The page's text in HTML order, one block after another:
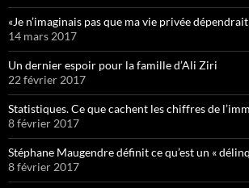
«Je n’imaginais pas que ma vie privée dépendrait
14 mars 2017
Un dernier espoir pour la famille d’Ali Ziri
22 février 2017
Statistiques. Ce que cachent les chiffres de
8 février 2017
Stéphane Maugendre définit ce qu’est un «
8 février 2017